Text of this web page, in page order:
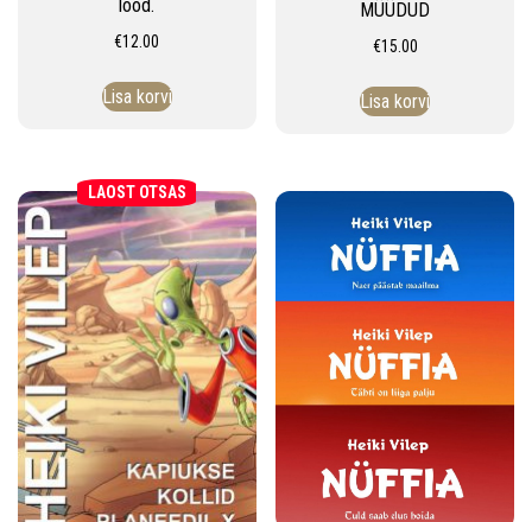
lood.
€12.00
Lisa korvi
MÜÜDUD
€15.00
Lisa korvi
LAOST OTSAS